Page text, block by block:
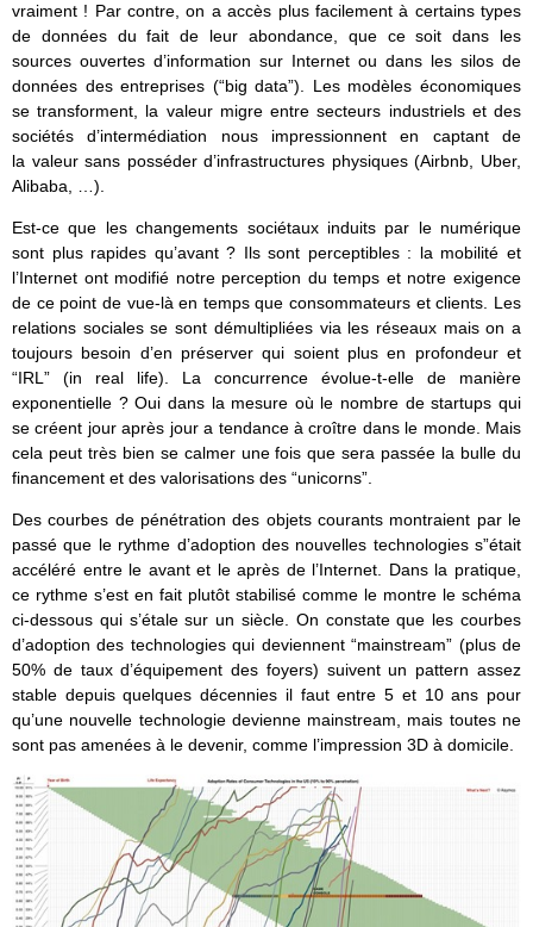
vraiment ! Par contre, on a accès plus facilement à certains types
de données du fait de leur abondance, que ce soit dans les
sources ouvertes d’information sur Internet ou dans les silos de
données des entreprises (“big data”). Les modèles économiques
se transforment, la valeur migre entre secteurs industriels et des
sociétés d’intermédiation nous impressionnent en captant de
la valeur sans posséder d’infrastructures physiques (Airbnb, Uber,
Alibaba, …).
Est-ce que les changements sociétaux induits par le numérique
sont plus rapides qu’avant ? Ils sont perceptibles : la mobilité et
l’Internet ont modifié notre perception du temps et notre exigence
de ce point de vue-là en temps que consommateurs et clients. Les
relations sociales se sont démultipliées via les réseaux mais on a
toujours besoin d’en préserver qui soient plus en profondeur et
“IRL” (in real life). La concurrence évolue-t-elle de manière
exponentielle ? Oui dans la mesure où le nombre de startups qui
se créent jour après jour a tendance à croître dans le monde. Mais
cela peut très bien se calmer une fois que sera passée la bulle du
financement et des valorisations des “unicorns”.
Des courbes de pénétration des objets courants montraient par le
passé que le rythme d’adoption des nouvelles technologies s”était
accéléré entre le avant et le après de l’Internet. Dans la pratique,
ce rythme s’est en fait plutôt stabilisé comme le montre le schéma
ci-dessous qui s’étale sur un siècle. On constate que les courbes
d’adoption des technologies qui deviennent “mainstream” (plus de
50% de taux d’équipement des foyers) suivent un pattern assez
stable depuis quelques décennies il faut entre 5 et 10 ans pour
qu’une nouvelle technologie devienne mainstream, mais toutes ne
sont pas amenées à le devenir, comme l’impression 3D à domicile.